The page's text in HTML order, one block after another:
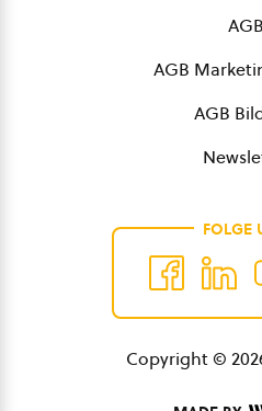
AGB
AGB
AGB
FOLGE
Copyright ©